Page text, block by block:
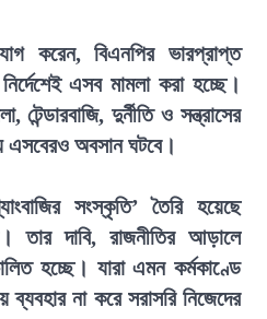
করেন, বিএনপির ভারপ্রাপ্ত
এসব মামলা করা হচ্ছে।
টেন্ডারবাজি, দুর্নীতি ও সন্ত্রাসের
এসবেরও অবসান ঘটবে।
সংস্কৃতি’ তৈরি হয়েছে
তার দাবি, রাজনীতির আড়ালে
হচ্ছে। যারা এমন কর্মকাণ্ডে
ব্যবহার না করে সরাসরি নিজেদের